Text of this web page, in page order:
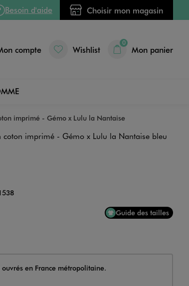
Besoin d'aide Choisir mon magasin
compte Wishlist
0
Mon panier
imprimé - Gémo x Lulu la Nantaise
coton imprimé - Gémo x Lulu la Nantaise bleu
Guide des tailles
en France métropolitaine.